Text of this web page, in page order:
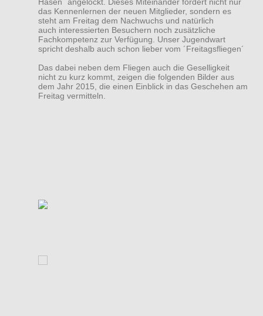
das Kennenlernen der neuen Mitglieder, sondern es
steht am Freitag dem Nachwuchs und natürlich
auch interessierten Besuchern noch zusätzliche
Fachkompetenz zur Verfügung. Unser Jugendwart
spricht deshalb auch schon lieber vom ´Freitagsfliegen´
Das dabei neben dem Fliegen auch die Geselligkeit
nicht zu kurz kommt, zeigen die folgenden Bilder aus
dem Jahr 2015, die einen Einblick in das Geschehen am
Freitag vermitteln.